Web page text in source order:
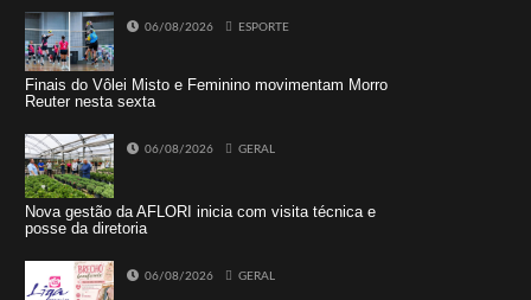
06/08/2026 ESPORTE
Finais do Vôlei Misto e Feminino movimentam Morro
Reuter nesta sexta
06/08/2026 GERAL
Nova gestão da AFLORI inicia com visita técnica e
posse da diretoria
06/08/2026 GERAL